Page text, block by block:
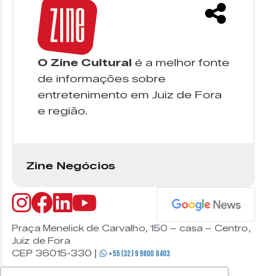
O Zine Cultural é a melhor fonte
de informações sobre
entretenimento em Juiz de Fora
e região.
Zine Negócios
Praça Menelick de Carvalho, 150 – casa – Centro,
Juiz de Fora
CEP 36015-330 |
+55 (32) 9 9800 8403